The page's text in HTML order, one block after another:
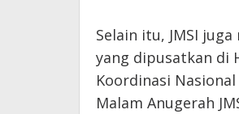
‎Selain itu, JMSI
yang dipusatkan di
Koordinasi
Malam Anugerah